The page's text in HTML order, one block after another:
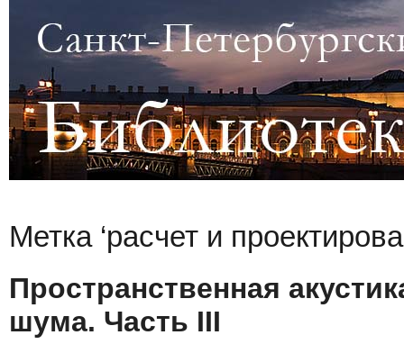
Метка ‘расчет и
Пространственная
шума. Часть III